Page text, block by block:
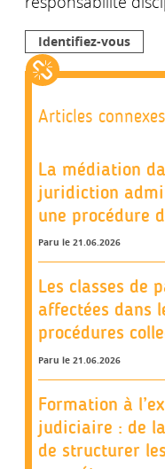
Identifiez-vous
Articles
La médiation
juridiction
une procédure
Paru le 21.06.2026
Les classes de
affectées dans
procédures
Paru le 21.06.2026
Formation à
judiciaire : de
de structurer les